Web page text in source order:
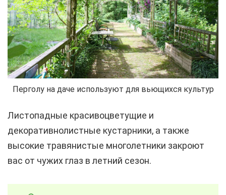
Перголу на даче используют для вьющихся культур
Листопадные красивоцветущие и
декоративнолистные кустарники, а также
высокие травянистые многолетники закроют
вас от чужих глаз в летний сезон.